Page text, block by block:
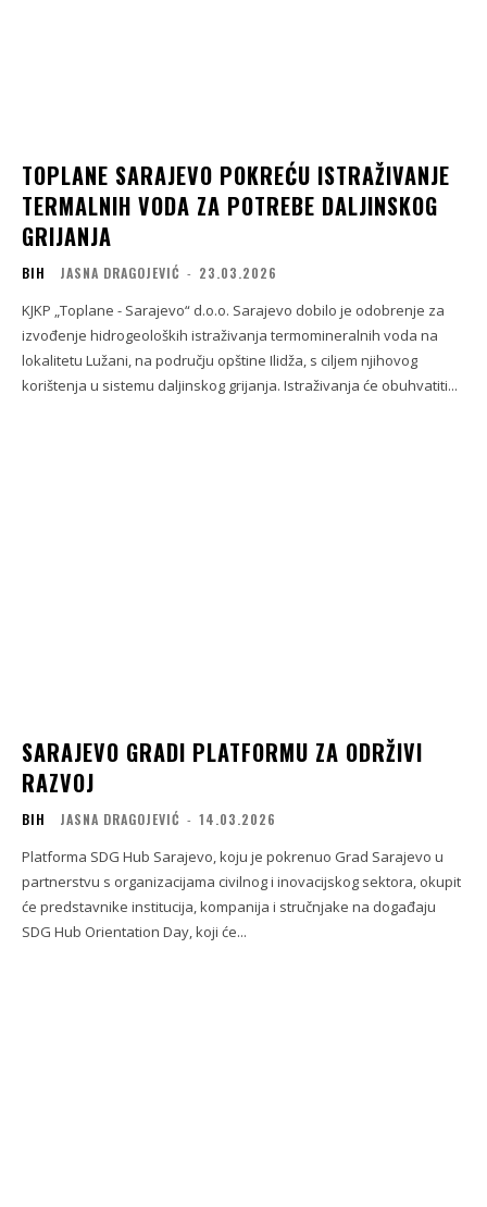
TOPLANE SARAJEVO POKREĆU ISTRAŽIVANJE
TERMALNIH VODA ZA POTREBE DALJINSKOG
GRIJANJA
BIH JASNA DRAGOJEVIĆ - 23.03.2026
KJKP „Toplane - Sarajevo“ d.o.o. Sarajevo dobilo je odobrenje za
izvođenje hidrogeoloških istraživanja termomineralnih voda na
lokalitetu Lužani, na području opštine Ilidža, s ciljem njihovog
korištenja u sistemu daljinskog grijanja. Istraživanja će obuhvatiti...
SARAJEVO GRADI PLATFORMU ZA ODRŽIVI
RAZVOJ
BIH JASNA DRAGOJEVIĆ - 14.03.2026
Platforma SDG Hub Sarajevo, koju je pokrenuo Grad Sarajevo u
partnerstvu s organizacijama civilnog i inovacijskog sektora, okupit
će predstavnike institucija, kompanija i stručnjake na događaju
SDG Hub Orientation Day, koji će...